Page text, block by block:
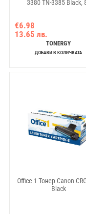
3380 TN-3385 Black,
€6.98
13.65 лв.
TONERGY
ДОБАВИ В КОЛИЧКАТА
Office 1 Тонер Canon
Black